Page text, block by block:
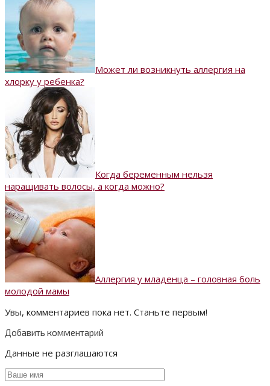
Может ли возникнуть аллергия на
хлорку у ребенка?
Когда беременным нельзя
наращивать волосы, а когда можно?
Аллергия у младенца – головная боль
молодой мамы
Увы, комментариев пока нет. Станьте первым!
Добавить комментарий
Данные не разглашаются